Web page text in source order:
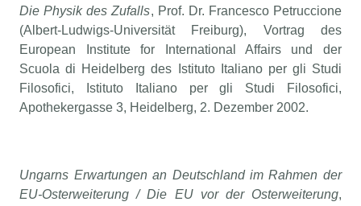
Die Physik des Zufalls, Prof. Dr. Francesco Petruccione
(Albert-Ludwigs-Universität Freiburg), Vortrag des
European Institute for International Affairs und der
Scuola di Heidelberg des Istituto Italiano per gli Studi
Filosofici, Istituto Italiano per gli Studi Filosofici,
Apothekergasse 3, Heidelberg, 2. Dezember 2002.
Ungarns Erwartungen an Deutschland im Rahmen der
EU-Osterweiterung / Die EU vor der Osterweiterung,